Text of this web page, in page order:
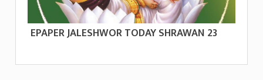
EPAPER JALESHWOR TODAY SHRAWAN 23